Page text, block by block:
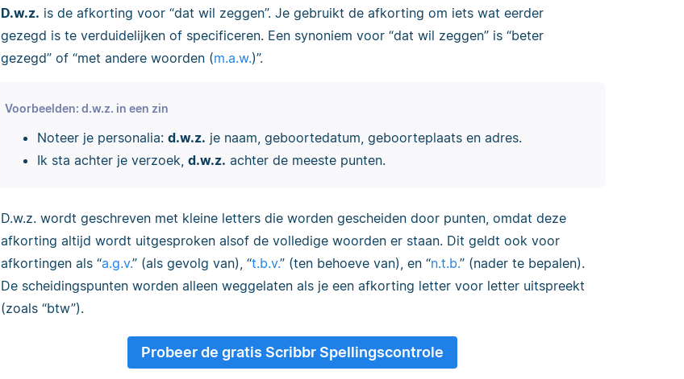
D.w.z. is de afkorting voor “dat wil zeggen”. Je gebruikt de afkorting om iets wat eerder
gezegd is te verduidelijken of specificeren. Een synoniem voor “dat wil zeggen” is “beter
gezegd” of “met andere woorden (m.a.w.)”.
Voorbeelden: d.w.z. in een zin
Noteer je personalia: d.w.z. je naam, geboortedatum, geboorteplaats en adres.
Ik sta achter je verzoek, d.w.z. achter de meeste punten.
D.w.z. wordt geschreven met kleine letters die worden gescheiden door punten, omdat deze
afkorting altijd wordt uitgesproken alsof de volledige woorden er staan. Dit geldt ook voor
afkortingen als “a.g.v.” (als gevolg van), “t.b.v.” (ten behoeve van), en “n.t.b.” (nader te bepalen).
De scheidingspunten worden alleen weggelaten als je een afkorting letter voor letter uitspreekt
(zoals “btw”).
Probeer de gratis Scribbr Spellingscontrole